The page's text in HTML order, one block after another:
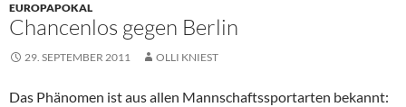
EUROPAPOKAL
Chancenlos gegen Berlin
29. SEPTEMBER 2011 OLLI KNIEST
Das Phänomen ist aus allen Mannschaftssportarten bekannt: